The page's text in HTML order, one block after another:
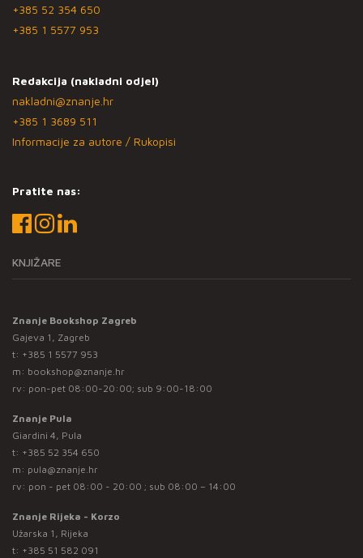
+385 52 354 650
+385 1 5577 953
Redakcija (nakladni odjel)
nakladni@znanje.hr
+385 1 3689 511
Informacije za autore / Rukopisi
Pratite nas:
KNJIŽARE
Znanje Bookshop Zagreb
Gajeva 1, Zagreb
t: +385 1 5577 953
m: bookshop@znanje.hr
rv: pon-pet 08:00-20:00; sub 9:00-18:00
Znanje Pula
Giardini 4, Pula
t: +385 52 354 650
m: pula@znanje.hr
rv: pon - pet 08:00 - 20:00 ; sub 08:00 – 14:00
Znanje Rijeka - Korzo
Užarska 1, Rijeka
t: +385 51 582 091